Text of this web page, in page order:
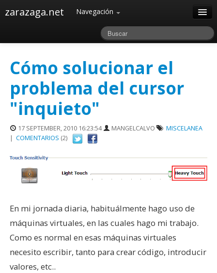
zarazaga.net Navegación
Archivos
Cómo solucionar el
problema del cursor
"inquieto"
17 SEPTEMBER, 2010 16:23:54 MANGELCALVO
MISCELANEA
| COMENTARIOS (2)
En mi jornada diaria, habituálmente hago uso de
máquinas virtuales, en las cuales hago mi trabajo.
Como es normal en esas máquinas virtuales
necesito escribir, tanto para crear código, introducir
valores, etc..